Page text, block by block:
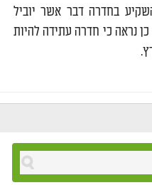
בחדרה דבר אשר יוביל
נראה כי חדרה עתידה להיות